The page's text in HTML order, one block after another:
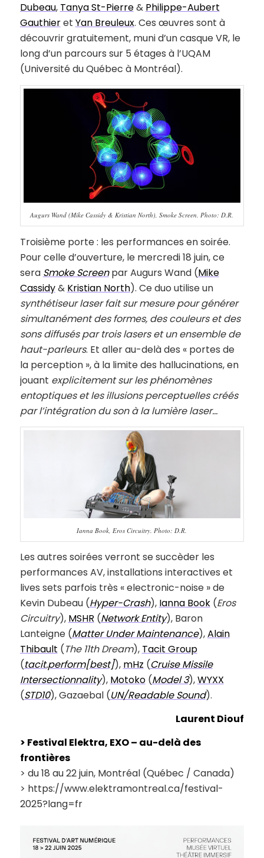
Dubeau, Tanya St-Pierre& Philippe-Aubert
Gauthieret Yan Breuleux. Ces œuvres sont à
découvrir gratuitement, muni d’un casque VR, le
long d’un parcours sur 5 étages à l’UQAM
(Université du Québec à Montréal).
Augurs Wand (Mike Cassidy & Kristian North), Smoke Screen. Photo: D.R.
Troisième porte : les performances en soirée.
Pour celle d’ouverture, le mercredi 18 juin, ce
sera Smoke Screenpar Augurs Wand (Mike
Cassidy& Kristian North). Ce duo utilise un
synthétiseur laser fait sur mesure pour générer
simultanément des formes, des couleurs et des
sons diffusés par trois lasers et un ensemble de
haut-parleurs. Et aller au-delà des « portes de
la perception », à la limite des hallucinations, en
jouant explicitement sur les phénomènes
entoptiques et les illusions perceptuelles créés
par l’intégration du son à la lumière laser…
Ianna Book, Eros Circuitry. Photo: D.R.
Les autres soirées verront se succèder les
performances AV, installations interactives et
lives sets parfois très « electronic-noise » de
Kevin Dubeau (Hyper-Crash), Ianna Book(Eros
Circuitry), MSHR (Network Entity), Baron
Lanteigne (Matter Under Maintenance),Alain
Thibault (The 11th Dream), Tacit Group
(tacit.perform[best]), mHz (Cruise Missile
Intersectionnality), Motoko(Model 3),WYXX
(STD10), Gazaebal (UN/Readable Sound).
Laurent Diouf
> Festival Elektra, EXO – au-delà des
frontières
> du 18 au 22 juin, Montréal (Québec / Canada)
> https://www.elektramontreal.ca/festival-
2025?lang=fr